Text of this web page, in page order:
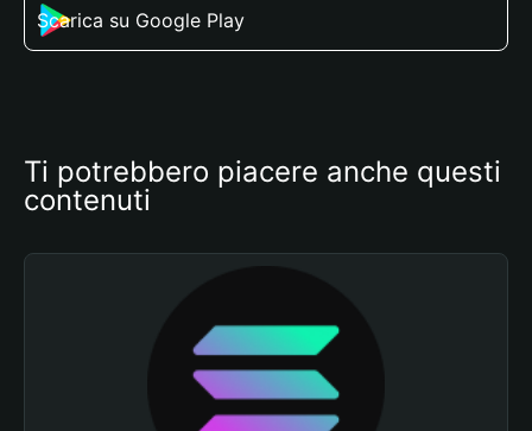
Scarica su Google Play
Ti potrebbero piacere anche questi
contenuti